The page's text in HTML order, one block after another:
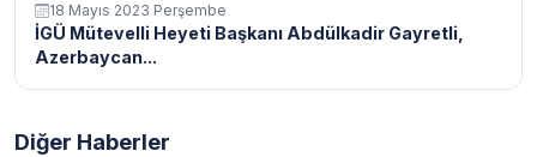
18 Mayıs 2023 Perşembe
İGÜ Mütevelli Heyeti Başkanı Abdülkadir Gayretli,
Azerbaycan...
Diğer Haberler